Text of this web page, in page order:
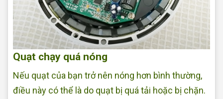
Quạt chạy quá nóng
Nếu quạt của bạn trở nên nóng hơn bình thường,
điều này có thể là do quạt bị quá tải hoặc bị chặn.